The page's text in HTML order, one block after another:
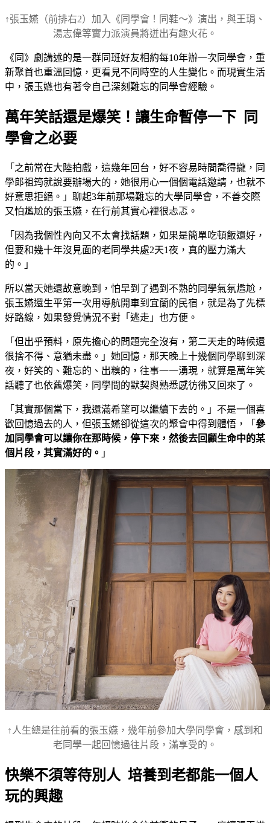
↑張玉嬿（前排右2）加入《同學會！同鞋～》演出，與王琄、
湯志偉等實力派演員將迸出有趣火花。
《同》劇講述的是一群同班好友相約每10年辦一次同學會，重
新聚首也重溫回憶，更看見不同時空的人生變化。而現實生活
中，張玉嬿也有著令自己深刻難忘的同學會經驗。
萬年笑話還是爆笑！讓生命暫停一下 同
學會之必要
「之前常在大陸拍戲，這幾年回台，好不容易時間喬得攏，同
學郎祖筠就說要辦場大的，她很用心一個個電話邀請，也就不
好意思拒絕。」聊起3年前那場難忘的大學同學會，不善交際
又怕尷尬的張玉嬿，在行前其實心裡很忐忑。
「因為我個性內向又不太會找話題，如果是簡單吃頓飯還好，
但要和幾十年沒見面的老同學共處2天1夜，真的壓力滿大
的。」
所以當天她還故意晚到，怕早到了遇到不熟的同學氣氛尷尬，
張玉嬿還生平第一次用導航開車到宜蘭的民宿，就是為了先標
好路線，如果發覺情況不對「逃走」也方便。
「但出乎預料，原先擔心的問題完全沒有，第二天走的時候還
很捨不得、意猶未盡。」她回憶，那天晚上十幾個同學聊到深
夜，好笑的、難忘的、出糗的，往事一一湧現，就算是萬年笑
話聽了也依舊爆笑，同學間的默契與熟悉感彷彿又回來了。
「其實那個當下，我還滿希望可以繼續下去的。」不是一個喜
歡回憶過去的人，但張玉嬿卻從這次的聚會中得到體悟，「 參
加同學會可以讓你在那時候，停下來，然後去回顧生命中的某
個片段，其實滿好的。 」
↑人生總是往前看的張玉嬿，幾年前參加大學同學會，感到和
老同學一起回憶過往片段，滿享受的。
快樂不須等待別人 培養到老都能一個人
玩的興趣